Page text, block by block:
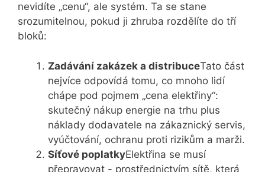
nevidíte „cenu“, ale systém. Ta se stane
srozumitelnou, pokud ji zhruba rozdělíte do tří
bloků:
Zadávání zakázek a distribuceTato část
nejvíce odpovídá tomu, co mnoho lidí
chápe pod pojmem „cena elektřiny“:
skutečný nákup energie na trhu plus
náklady dodavatele na zákaznický servis,
vyúčtování, ochranu proti rizikům a marži.
Síťové poplatkyElektřina se musí
přepravovat - prostřednictvím sítě, která